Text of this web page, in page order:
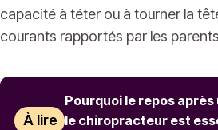
capacité à téter ou à tourner la
courants rapportés par les
À lire
Pourquoi le repos
le chiropracteur est